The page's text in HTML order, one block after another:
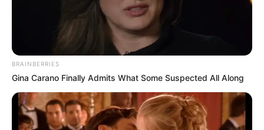
BRAINBERRIES
Gina Carano Finally Admits What Some Suspected All Along